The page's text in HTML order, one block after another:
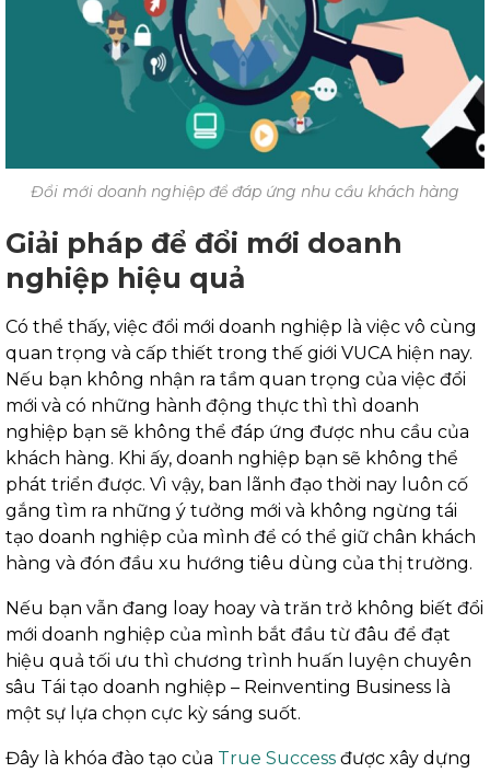
Đổi mới doanh nghiệp để đáp ứng nhu cầu khách hàng
Giải pháp để đổi mới doanh
nghiệp hiệu quả
Có thể thấy, việc đổi mới doanh nghiệp là việc vô cùng
quan trọng và cấp thiết trong thế giới VUCA hiện nay.
Nếu bạn không nhận ra tầm quan trọng của việc đổi
mới và có những hành động thực thì thì doanh
nghiệp bạn sẽ không thể đáp ứng được nhu cầu của
khách hàng. Khi ấy, doanh nghiệp bạn sẽ không thể
phát triển được. Vì vậy, ban lãnh đạo thời nay luôn cố
gắng tìm ra những ý tưởng mới và không ngừng tái
tạo doanh nghiệp của mình để có thể giữ chân khách
hàng và đón đầu xu hướng tiêu dùng của thị trường.
Nếu bạn vẫn đang loay hoay và trăn trở không biết đổi
mới doanh nghiệp của mình bắt đầu từ đâu để đạt
hiệu quả tối ưu thì chương trình huấn luyện chuyên
sâu Tái tạo doanh nghiệp – Reinventing Business là
một sự lựa chọn cực kỳ sáng suốt.
Đây là khóa đào tạo của True Success được xây dựng